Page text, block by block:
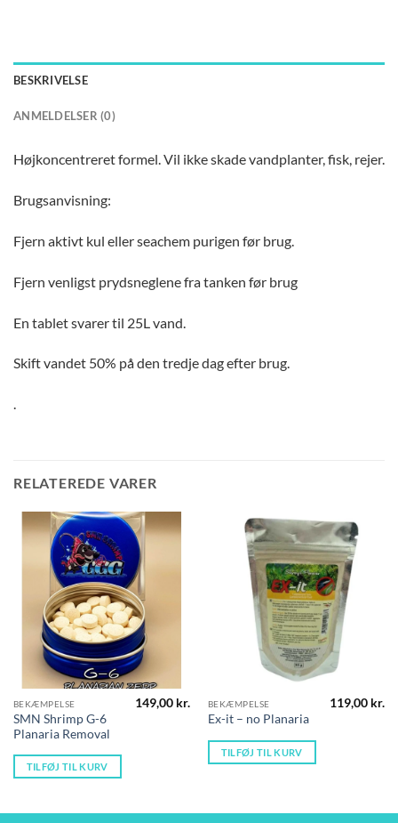
BESKRIVELSE
ANMELDELSER (0)
Højkoncentreret formel. Vil ikke skade vandplanter, fisk, rejer.
Brugsanvisning:
Fjern aktivt kul eller seachem purigen før brug.
Fjern venligst prydsneglene fra tanken før brug
En tablet svarer til 25L vand.
Skift vandet 50% på den tredje dag efter brug.
.
RELATEREDE VARER
BEKÆMPELSE
SMN Shrimp G-6
Planaria Removal
149,00 kr.
TILFØJ TIL KURV
BEKÆMPELSE
Ex-it – no Planaria
119,00 kr.
TILFØJ TIL KURV